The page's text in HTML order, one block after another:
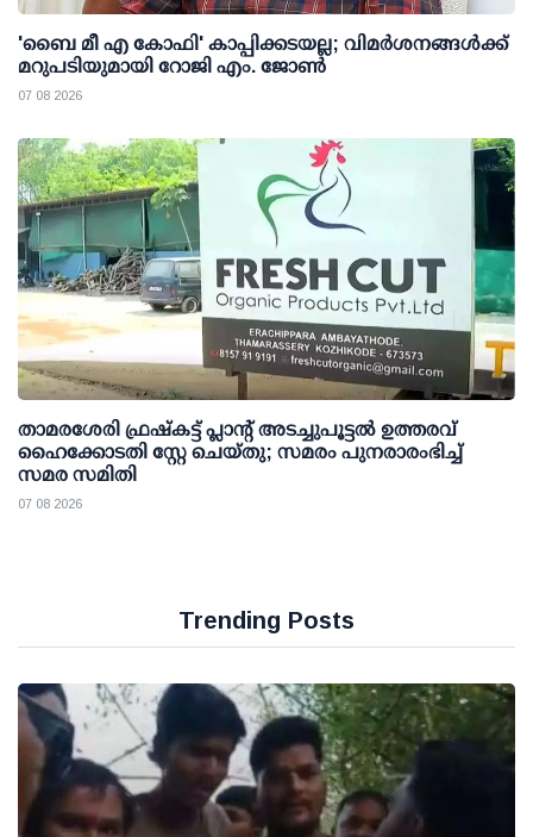
'ബൈ മീ എ കോഫി' കാപ്പിക്കടയല്ല; വിമര്‍ശനങ്ങള്‍ക്ക്
മറുപടിയുമായി റോജി എം. ജോണ്‍
07 08 2026
താമരശേരി ഫ്രഷ്കട്ട് പ്ലാന്റ് അടച്ചുപൂട്ടൽ ഉത്തരവ്
ഹൈക്കോടതി സ്റ്റേ ചെയ്തു; സമരം പുനരാരംഭിച്ച്
സമര സമിതി
07 08 2026
Trending Posts